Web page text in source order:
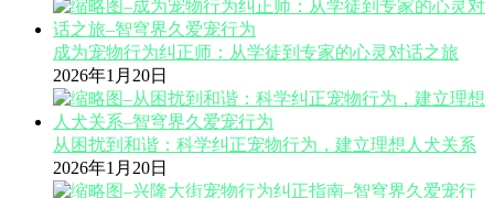
成为宠物行为纠正师：从学徒到专家的心灵对话之旅
2026年1月20日
从困扰到和谐：科学纠正宠物行为，建立理想人犬关系
2026年1月20日